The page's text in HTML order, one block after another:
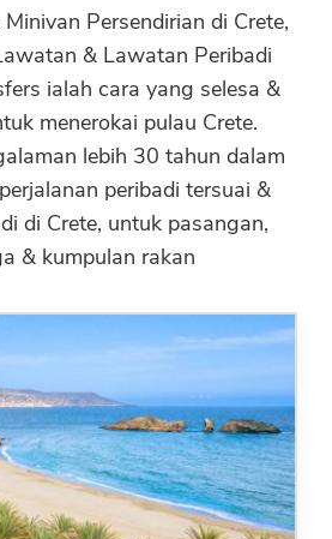
Persendirian di Crete,
& Lawatan Peribadi
ialah cara yang selesa &
menerokai pulau Crete.
lebih 30 tahun dalam
peribadi tersuai &
di Crete, untuk pasangan,
& kumpulan rakan